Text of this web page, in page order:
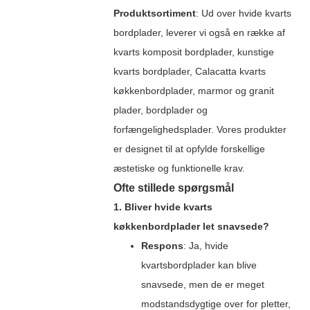
Produktsortiment: Ud over hvide kvarts
bordplader, leverer vi også en række af
kvarts komposit bordplader, kunstige
kvarts bordplader, Calacatta kvarts
køkkenbordplader, marmor og granit
plader, bordplader og
forfængelighedsplader. Vores produkter
er designet til at opfylde forskellige
æstetiske og funktionelle krav.
Ofte stillede spørgsmål
1. Bliver hvide kvarts
køkkenbordplader let snavsede?
Respons: Ja, hvide
kvartsbordplader kan blive
snavsede, men de er meget
modstandsdygtige over for pletter,